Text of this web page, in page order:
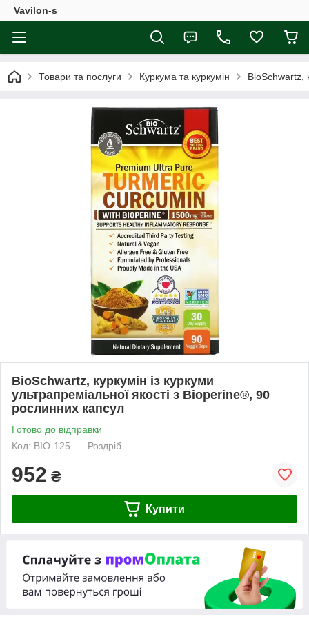
Vavilon-s
Товари та послуги Куркума та куркумін BioSchwartz,
BioSchwartz, куркумін із куркуми
ультрапреміальної якості з Bioperine®, 90
рослинних капсул
Готово до відправки
Код: BIO-125
Роздріб
952 ₴
Купити